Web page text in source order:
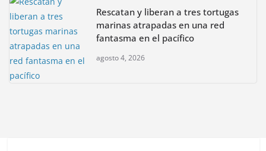
Rescatan y liberan a tres tortugas
marinas atrapadas en una red
fantasma en el pacífico
agosto 4, 2026